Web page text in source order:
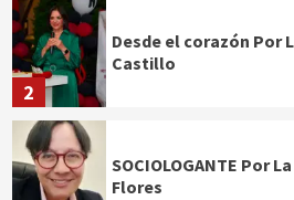
2
Desde el corazón Por
Castillo
SOCIOLOGANTE Por
Flores